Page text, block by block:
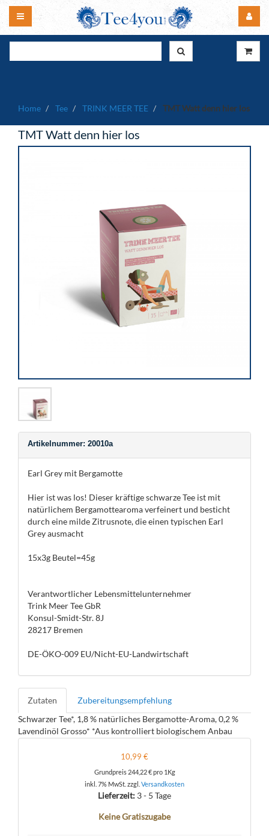
Home Tee TRINK MEER TEE TMT Watt denn hier los
TMT Watt denn hier los
Artikelnummer: 20010a
Earl Grey mit Bergamotte
Hier ist was los! Dieser kräftige schwarze Tee ist mit
natürlichem Bergamottearoma verfeinert und besticht
durch eine milde Zitrusnote, die einen typischen Earl
Grey ausmacht
15x3g Beutel=45g
Verantwortlicher Lebensmittelunternehmer
Trink Meer Tee GbR
Konsul-Smidt-Str. 8J
28217 Bremen
DE-ÖKO-009 EU/Nicht-EU-Landwirtschaft
Zutaten
Zubereitungsempfehlung
Schwarzer Tee*, 1,8 % natürliches Bergamotte-Aroma, 0,2 %
Lavendinöl Grosso* *Aus kontrolliert biologischem Anbau
10,99 €
Grundpreis 244,22 €pro 1Kg
inkl. 7% MwSt. zzgl. Versandkosten
Lieferzeit: 3 - 5 Tage
Keine Gratiszugabe